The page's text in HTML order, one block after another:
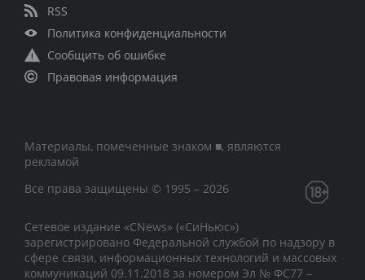
RSS
Политика конфиденциальности
Сообщить об ошибке
Правовая информация
Материалы, помеченные знаком ■, являются
рекламой
Все права защищены © 1995 – 2026
Сетевое издание «CNews» («СиНьюс»)
зарегистрировано Федеральной службой по надзору в
сфере связи, информационных технологий и массовых
коммуникаций 09.11.2018 за номером Эл № ФС77 –